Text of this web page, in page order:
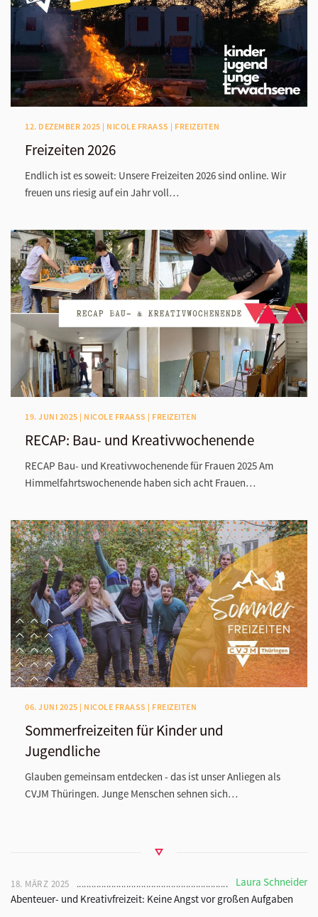
12. DEZEMBER 2025 | NICOLE FRAASS | FREIZEITEN
Freizeiten 2026
Endlich ist es soweit: Unsere Freizeiten 2026 sind online. Wir
freuen uns riesig auf ein Jahr voll…
19. JUNI 2025 | NICOLE FRAASS | FREIZEITEN
RECAP: Bau- und Kreativwochenende
RECAP Bau- und Kreativwochenende für Frauen 2025 Am
Himmelfahrtswochenende haben sich acht Frauen…
06. JUNI 2025 | NICOLE FRAASS | FREIZEITEN
Sommerfreizeiten für Kinder und
Jugendliche
Glauben gemeinsam entdecken - das ist unser Anliegen als
CVJM Thüringen. Junge Menschen sehnen sich…
18. MÄRZ 2025
Laura Schneider
Abenteuer- und Kreativfreizeit: Keine Angst vor großen Aufgaben